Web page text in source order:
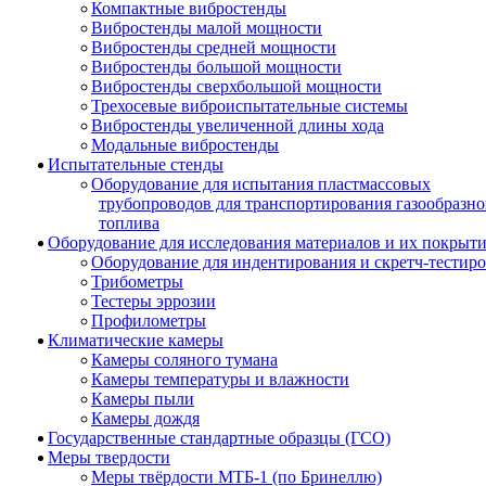
Компактные вибростенды
Вибростенды малой мощности
Вибростенды средней мощности
Вибростенды большой мощности
Вибростенды сверхбольшой мощности
Трехосевые виброиспытательные системы
Вибростенды увеличенной длины хода
Модальные вибростенды
Испытательные стенды
Оборудование для испытания пластмассовых
трубопроводов для транспортирования
топлива
Оборудование для исследования материалов и их
Оборудование для индентирования и скретч-
Трибометры
Тестеры эррозии
Профилометры
Климатические камеры
Камеры соляного тумана
Камеры температуры и влажности
Камеры пыли
Камеры дождя
Государственные стандартные образцы (ГСО)
Меры твердости
Меры твёрдости МТБ-1 (по Бринеллю)